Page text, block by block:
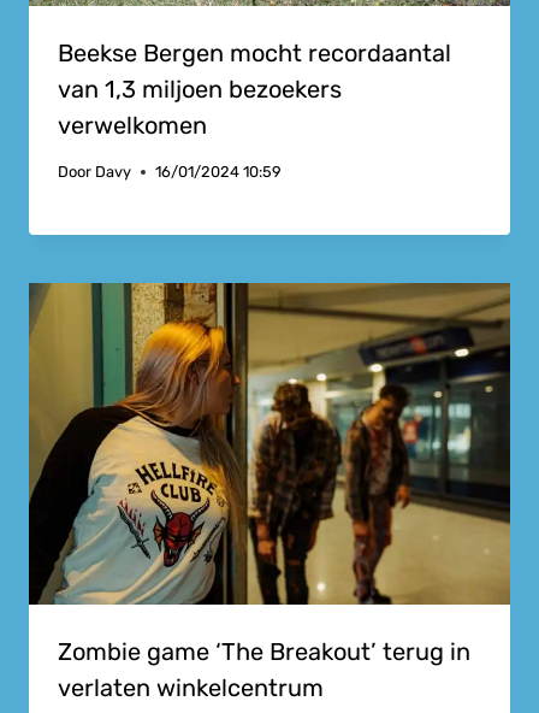
Beekse Bergen mocht recordaantal
van 1,3 miljoen bezoekers
verwelkomen
Door Davy 16/01/2024 10:59
Zombie game ‘The Breakout’ terug in
verlaten winkelcentrum